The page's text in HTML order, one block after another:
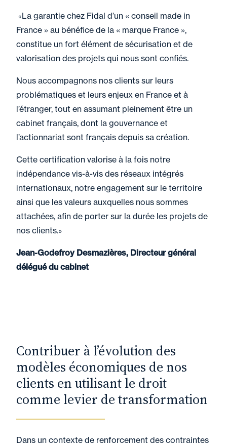
«La garantie chez Fidal d’un « conseil made in
France » au bénéfice de la « marque France »,
constitue un fort élément de sécurisation et de
valorisation des projets qui nous sont confiés.
Nous accompagnons nos clients sur leurs
problématiques et leurs enjeux en France et à
l’étranger, tout en assumant pleinement être un
cabinet français, dont la gouvernance et
l’actionnariat sont français depuis sa création.
Cette certification valorise à la fois notre
indépendance vis-à-vis des réseaux intégrés
internationaux, notre engagement sur le territoire
ainsi que les valeurs auxquelles nous sommes
attachées, afin de porter sur la durée les projets de
nos clients.»
Jean-Godefroy Desmazières, Directeur général
délégué du cabinet
Contribuer à l’évolution des
modèles économiques de nos
clients en utilisant le droit
comme levier de transformation
Dans un contexte de renforcement des contraintes